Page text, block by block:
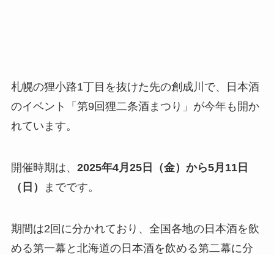
札幌の狸小路1丁目を抜けた先の創成川で、日本酒
のイベント「第9回狸二条酒まつり」が今年も開か
れています。
開催時期は、 2025年4月25日（金）から5月11日
（日）
までです。
期間は2回に分かれており、全国各地の日本酒を飲
める第一幕と北海道の日本酒を飲める第二幕に分